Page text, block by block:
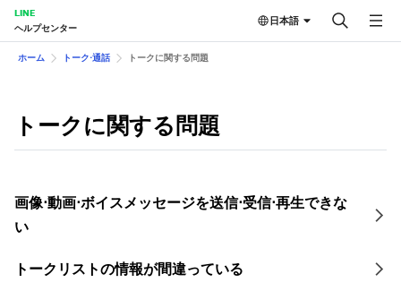
LINE
ヘルプセンター
日本語
ホーム トーク⋅通話 トークに関する問題
トークに関する問題
画像⋅動画⋅ボイスメッセージを送信⋅受信⋅再生できな
い
トークリストの情報が間違っている